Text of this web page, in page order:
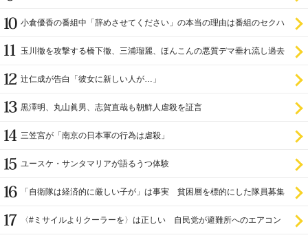
小倉優香の番組中「辞めさせてください」の本当の理由は番組のセクハ
玉川徹を攻撃する橋下徹、三浦瑠麗、ほんこんの悪質デマ垂れ流し過去
辻仁成が告白「彼女に新しい人が…」
黒澤明、丸山眞男、志賀直哉も朝鮮人虐殺を証言
三笠宮が「南京の日本軍の行為は虐殺」
ユースケ・サンタマリアが語るうつ体験
「自衛隊は経済的に厳しい子が」は事実 貧困層を標的にした隊員募集
〈#ミサイルよりクーラーを〉は正しい 自民党が避難所へのエアコン